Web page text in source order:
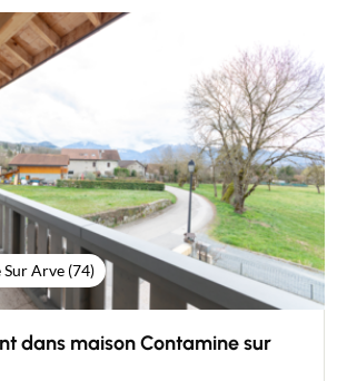
pensé pour le confort de toute la famille.
spacieux & lumineux. Au premier
séduits par : → Un hall d’entrée
→ Une belle pièce de vie baignée de
avec un séjour ouvert sur une cuisine
équipée. → Un balcon exposé
offrant une vue dégagée sur les
environnantes → Une confortable suite
avec sa salle d'eau privative → Un WC
nuit se compose de :
→ Un grand dressing pour un
optimal → Une salle de bain moderne
et toilette → Et pour compléter le tout
balcon, un vrai plus pour profiter de
Les atouts de ce bien : ✔
✔ Petite copropriété dans une maison
Arve (74)
dans maison Contamine sur